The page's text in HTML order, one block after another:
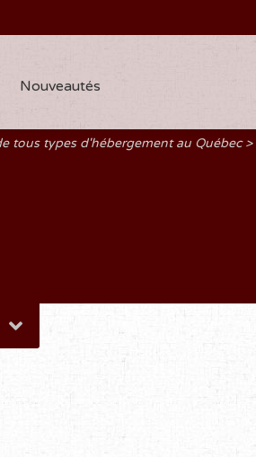
Nouveautés
tous types d'hébergement au Québec